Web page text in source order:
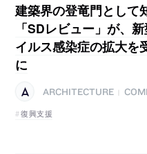
建築界の登竜門として
「SDレビュー」が、
イルス感染症の拡大を
に
ARCHITECTURE
復興支援